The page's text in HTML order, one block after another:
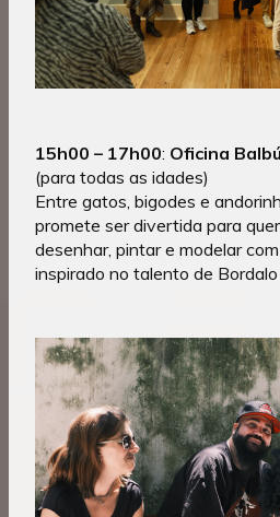
15h00 – 17h00: Oficina
(para todas as idades)
Entre gatos, bigodes e
promete ser divertida para
desenhar, pintar e modelar
inspirado no talento de Bordalo